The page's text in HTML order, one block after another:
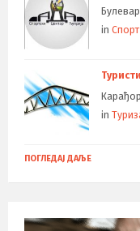
in Спорт
in
ПОГЛЕДАЈ ДАЉЕ